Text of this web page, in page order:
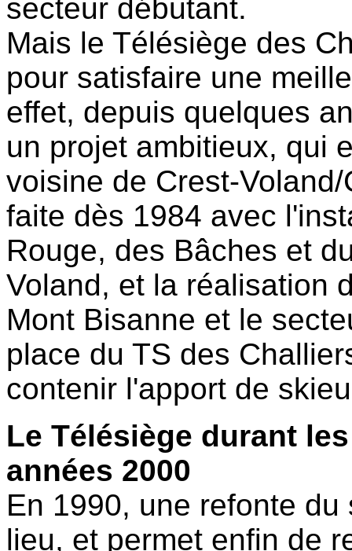
secteur débutant.
Mais le Télésiège des
pour satisfaire une
effet, depuis quelques
un projet ambitieux, qui
voisine de Crest-
faite dès 1984 avec
Rouge, des Bâches et
Voland, et la réalisation
Mont Bisanne et le
place du TS des
contenir l'apport de
Le Télésiège durant
années 2000
En 1990, une refonte
lieu, et permet enfin de